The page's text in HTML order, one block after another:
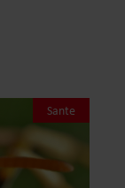
Sante